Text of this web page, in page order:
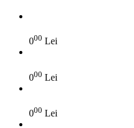
000 Lei
000 Lei
000 Lei